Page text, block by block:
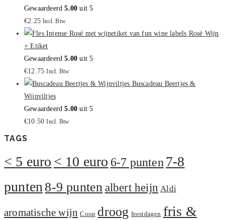
Gewaardeerd5.00 uit 5
€2.25 Incl. Btw
Rosé Wijn
+ Etiket
Gewaardeerd5.00 uit 5
€12.75 Incl. Btw
Buscadeau Beertjes &
Wijnviltjes
Gewaardeerd5.00 uit 5
€10.50 Incl. Btw
TAGS
< 5 euro < 10 euro 6-7 punten7-8
punten8-9 puntenalbert heijn Aldi
aromatische wijn Coop droog feestdagen fris &